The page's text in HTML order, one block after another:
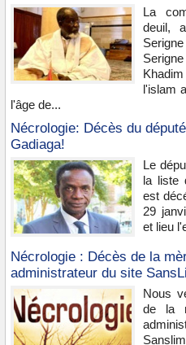
La
deuil,
l'islam
l'âge de...
Nécrologie: Décès du
Gadiaga!
Le
la liste
est
29
et lieu
Nécrologie : Décès de la
administrateur du site
Nous
de la